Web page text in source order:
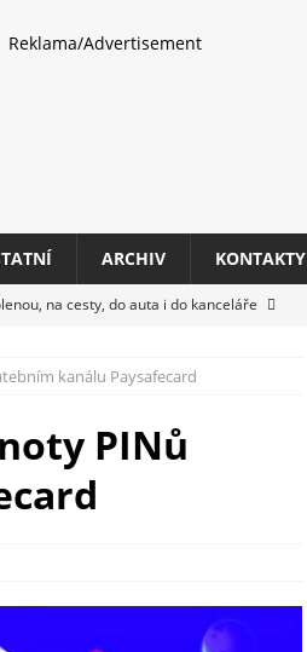
Reklama/Advertisement
ARCHIV KONTAKTY
na cesty, do auta i do kanceláře
nové příslušenství pro hráče,
tiskáren Canon imageFORCE s modely
měli vědět milovníci technologií
kanálu Paysafecard
PINů